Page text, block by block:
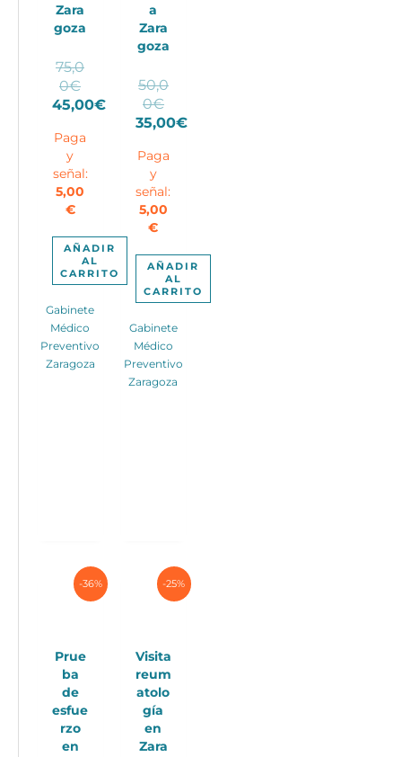
Zara
goza
75,0
0€El
precio
original
era:
45,00€
precio
actual
es:
45,00€.
Paga
y
señal:
5,00
€
AÑADIR
AL
CARRITO
Gabinete
Médico
Preventivo
Zaragoza
a
Zara
goza
50,0
0€El
precio
era:
35,00€
precio
actual
es:
35,00€.
Paga
y
señal:
5,00
€
AÑADIR
AL
CARRITO
Gabinete
Médico
Preventivo
Zaragoza
-36%
Prue
ba
de
esfue
rzo
en
-25%
Visita
reum
atolo
gía
en
Zara